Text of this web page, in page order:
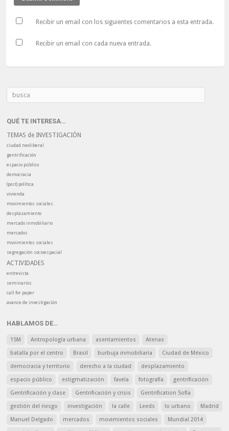
Recibir un email con los siguientes comentarios a esta entrada.
Recibir un email con cada nueva entrada.
QUÉ TE INTERESA…
TEMAS de INVESTIGACIÓN
ciudad neoliberal
gentrificación
espacio público
democracia
(post) política
vivienda
movimientos sociales
desplazamiento
mercado inmobiliario
mercados
movimientos sociales
segregación socioespacial
ACTIVIDADES
entrevista
seminarios
call for paper
avance de investigación
HABLAMOS DE…
15M Antropología urbana asentamientos
Atenas
batalla por el centro
Brasil burbuja inmobiliaria
Ciudad de México
democracia y territorio
derecho a la ciudad
desplazamiento
espacio público
estigmatización favela fotografía
gentrificación
Gentrificación y clase
Gentrificación y crisis
Gentrification Sofía
gestión del riesgo
investigación la calle Leeds lo urbano
Madrid
Manuel Delgado
mercados movimientos sociales
Mundial 2014